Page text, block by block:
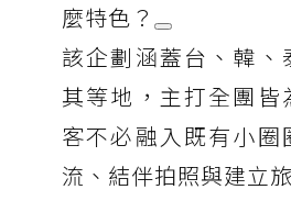
麼特色？
該企劃涵蓋台、韓
其等地，主打全團
客不必融入既有小圈
流、結伴拍照與建立